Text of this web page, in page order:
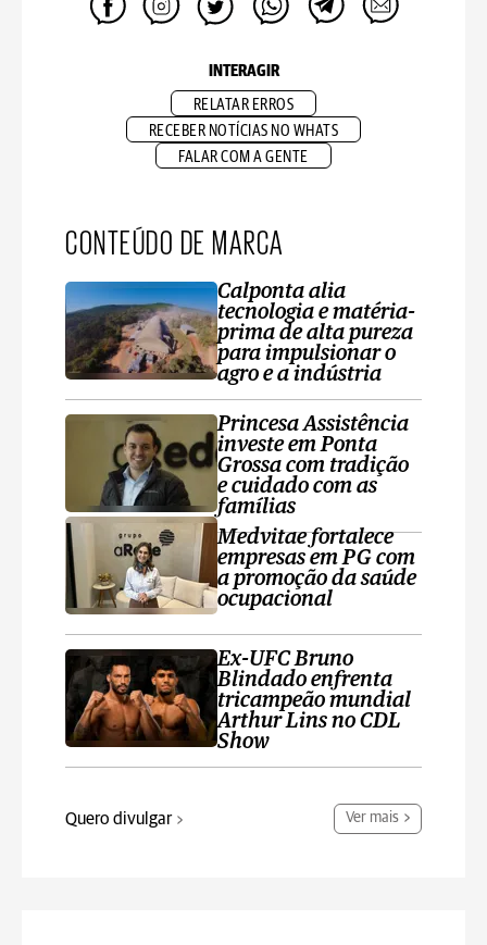
INTERAGIR
RELATAR ERROS
RECEBER NOTÍCIAS NO WHATS
FALAR COM A GENTE
CONTEÚDO DE MARCA
Calponta alia
tecnologia e matéria-
prima de alta pureza
para impulsionar o
agro e a indústria
Princesa Assistência
investe em Ponta
Grossa com tradição
e cuidado com as
famílias
Medvitae fortalece
empresas em PG com
a promoção da saúde
ocupacional
Ex-UFC Bruno
Blindado enfrenta
tricampeão mundial
Arthur Lins no CDL
Show
Quero divulgar Ver mais